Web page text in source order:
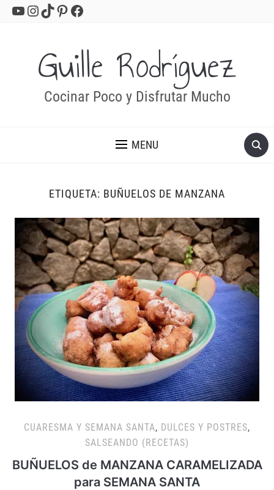
YouTube
Instagram
TikTok
Pinterest
Facebook
Guille Rodríguez
Cocinar Poco y Disfrutar Mucho
MENU
ETIQUETA: BUÑUELOS DE MANZANA
CUARESMA Y SEMANA SANTA, DULCES Y POSTRES,
SALSEANDO (RECETAS)
BUÑUELOS de MANZANA CARAMELIZADA
para SEMANA SANTA